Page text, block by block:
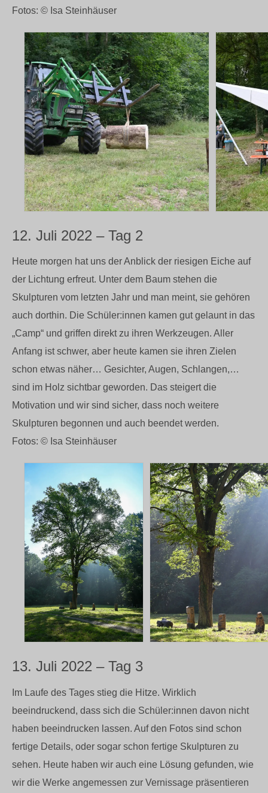
Fotos: ©️ Isa Steinhäuser
12. Juli 2022 – Tag 2
Heute morgen hat uns der Anblick der riesigen Eiche auf
der Lichtung erfreut. Unter dem Baum stehen die
Skulpturen vom letzten Jahr und man meint, sie gehören
auch dorthin. Die Schüler:innen kamen gut gelaunt in das
„Camp“ und griffen direkt zu ihren Werkzeugen. Aller
Anfang ist schwer, aber heute kamen sie ihren Zielen
schon etwas näher… Gesichter, Augen, Schlangen,…
sind im Holz sichtbar geworden. Das steigert die
Motivation und wir sind sicher, dass noch weitere
Skulpturen begonnen und auch beendet werden.
Fotos: ©️ Isa Steinhäuser
13. Juli 2022 – Tag 3
Im Laufe des Tages stieg die Hitze. Wirklich
beeindruckend, dass sich die Schüler:innen davon nicht
haben beeindrucken lassen. Auf den Fotos sind schon
fertige Details, oder sogar schon fertige Skulpturen zu
sehen. Heute haben wir auch eine Lösung gefunden, wie
wir die Werke angemessen zur Vernissage präsentieren